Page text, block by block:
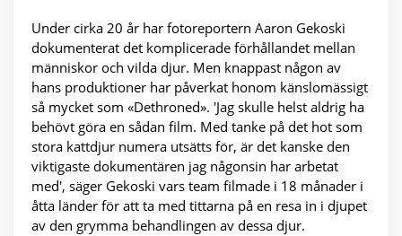
Under cirka 20 år har fotoreportern Aaron Gekoski
dokumenterat det komplicerade förhållandet mellan
människor och vilda djur. Men knappast någon av
hans produktioner har påverkat honom känslomässigt
så mycket som «Dethroned». 'Jag skulle helst aldrig ha
behövt göra en sådan film. Med tanke på det hot som
stora kattdjur numera utsätts för, är det kanske den
viktigaste dokumentären jag någonsin har arbetat
med', säger Gekoski vars team filmade i 18 månader i
åtta länder för att ta med tittarna på en resa in i djupet
av den grymma behandlingen av dessa djur.